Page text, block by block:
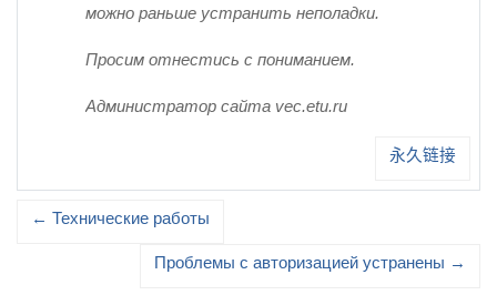
можно раньше устранить неполадки.
Просим отнестись с пониманием.
Администратор сайта vec.etu.ru
永久链接
← Технические работы
Проблемы с авторизацией устранены →